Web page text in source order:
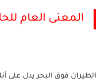
المعنى العام
الطيران فوق البحر يدل على